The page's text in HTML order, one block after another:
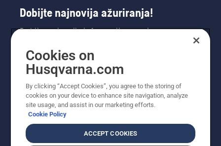
Dobijte najnovija ažuriranja!
Dobijte najnovije informacije o novim
proizvodima, specijalnim ponudama i još mnogo
toga. Prijavite se na naš bilten ovdje.
Cookies on
Husqvarna.com
By clicking “Accept Cookies”, you agree to the storing of
cookies on your device to enhance site navigation, analyze
site usage, and assist in our marketing efforts.
Cookie Policy
ACCEPT COOKIES